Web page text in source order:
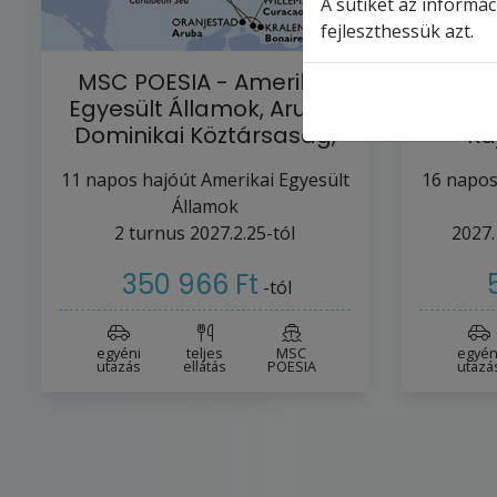
MSC POESIA - Amerikai
Egyesült Államok, Aruba,
Dominikai Köztársaság,
11 napos hajóútAmerikai Egyesült
Államok
2 turnus 2027.2.25-tól
350 966 Ft -tól
egyéni
utazás
teljes
ellátás
MSC
POESIA
16
fejleszthessük azt.